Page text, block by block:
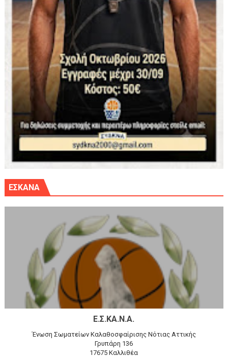
ΕΣΚΑΝΑ
Ε.Σ.ΚΑ.Ν.Α.
Ένωση Σωματείων Καλαθοσφαίρισης Νότιας Αττικής
Γρυπάρη 136
17675 Καλλιθέα